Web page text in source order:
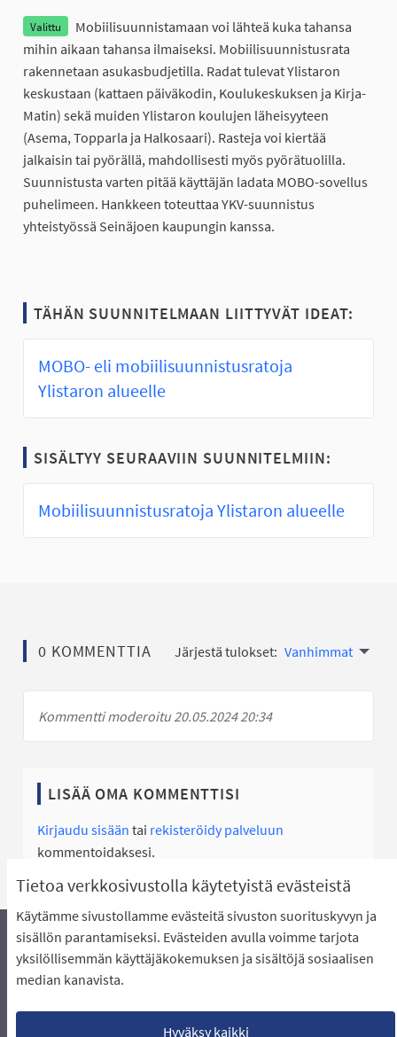
Tietoa verkkosivustolla käytetyistä evästeistä
Käytämme sivustollamme evästeitä sivuston suorituskyvyn ja
sisällön parantamiseksi. Evästeiden avulla voimme tarjota
yksilöllisemmän käyttäjäkokemuksen ja sisältöjä sosiaalisen
median kanavista.
Hyväksy kaikki
Valittu
Mobiilisuunnistamaan voi lähteä kuka tahansa
mihin aikaan tahansa ilmaiseksi. Mobiilisuunnistusrata
rakennetaan asukasbudjetilla. Radat tulevat Ylistaron
keskustaan (kattaen päiväkodin, Koulukeskuksen ja Kirja-
Matin) sekä muiden Ylistaron koulujen läheisyyteen
(Asema, Topparla ja Halkosaari). Rasteja voi kiertää
jalkaisin tai pyörällä, mahdollisesti myös pyörätuolilla.
Suunnistusta varten pitää käyttäjän ladata MOBO-sovellus
puhelimeen. Hankkeen toteuttaa YKV-suunnistus
yhteistyössä Seinäjoen kaupungin kanssa.
TÄHÄN SUUNNITELMAAN LIITTYVÄT IDEAT:
MOBO- eli mobiilisuunnistusratoja
Ylistaron alueelle
SISÄLTYY SEURAAVIIN SUUNNITELMIIN:
Mobiilisuunnistusratoja Ylistaron alueelle
0 KOMMENTTIA Järjestä tulokset: Vanhimmat
Kommentti moderoitu 20.05.2024 20:34
LISÄÄ OMA KOMMENTTISI
Kirjaudu sisään tai rekisteröidy palveluun
kommentoidaksesi.
Äänestyksen pikaohjeet
Usein kysytyt kysymykset
Näin äänestät Asukasbudjetissa
Lataa avoimet datatiedostot